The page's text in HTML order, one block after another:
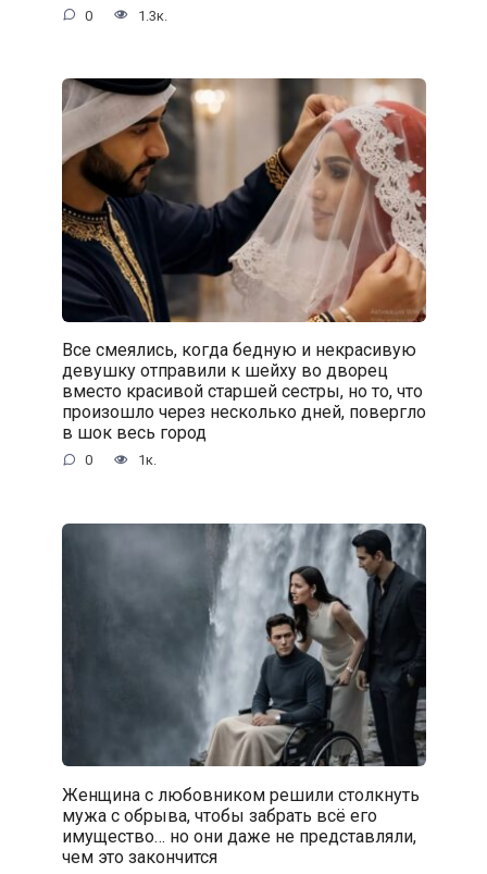
0 1.3к.
Все смеялись, когда бедную и некрасивую
девушку отправили к шейху во дворец
вместо красивой старшей сестры, но то, что
произошло через несколько дней, повергло
в шок весь город
0 1к.
Женщина с любовником решили столкнуть
мужа с обрыва, чтобы забрать всё его
имущество… но они даже не представляли,
чем это закончится